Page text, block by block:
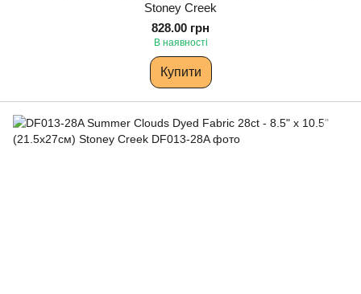
Stoney Creek
828.00 грн
В наявності
Купити